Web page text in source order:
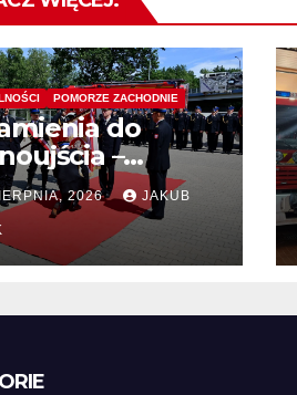
POMORZE ZACHODNIE
do
–
kadrowe na
2026 JAKUB